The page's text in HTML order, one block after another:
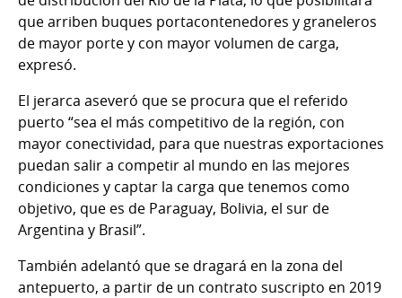
que arriben buques portacontenedores y graneleros
de mayor porte y con mayor volumen de carga,
expresó.
El jerarca aseveró que se procura que el referido
puerto “sea el más competitivo de la región, con
mayor conectividad, para que nuestras exportaciones
puedan salir a competir al mundo en las mejores
condiciones y captar la carga que tenemos como
objetivo, que es de Paraguay, Bolivia, el sur de
Argentina y Brasil”.
También adelantó que se dragará en la zona del
antepuerto, a partir de un contrato suscripto en 2019